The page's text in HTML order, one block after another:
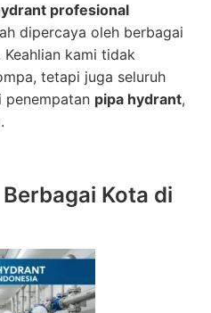
profesional
dipercaya oleh berbagai
kami tidak
tetapi juga seluruh
penempatan pipa hydrant,
Kota di